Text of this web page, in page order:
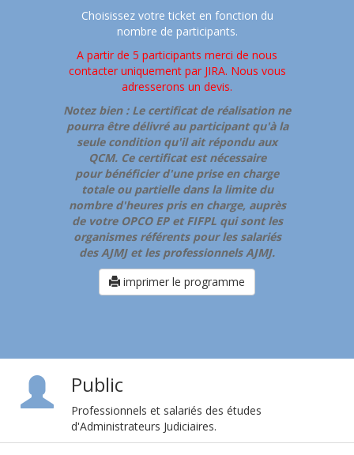
Choisissez votre ticket en fonction du
nombre de participants.
A partir de 5 participants merci de nous
contacter uniquement par JIRA. Nous vous
adresserons un devis.
Notez bien : Le certificat de réalisation ne
pourra être délivré au participant qu'à la
seule condition qu'il ait répondu aux
QCM. Ce certificat est nécessaire
pour bénéficier d'une prise en charge
totale ou partielle dans la limite du
nombre d'heures pris en charge, auprès
de votre OPCO EP et FIFPL qui sont les
organismes référents pour les salariés
des AJMJ et les professionnels AJMJ.
imprimer le programme
Public
Professionnels et salariés des études
d'Administrateurs Judiciaires.